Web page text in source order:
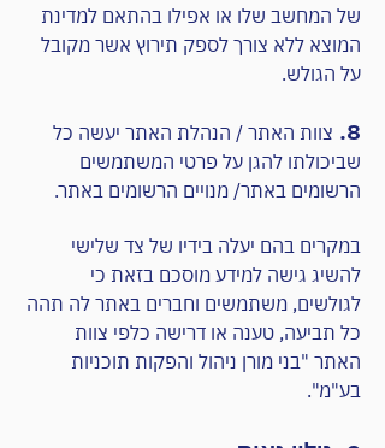
של המחשב שלו או אפילו בהתאם למדינת
המוצא ללא צורך לספק תירוץ אשר מקובל
על הגולש.
8.
צוות האתר / הנהלת האתר יעשה כל
שביכולתו להגן על פרטי המשתמשים
הרשומים באתר/ מנויים הרשומים באתר.
במקרים בהם יעלה בידיו של צד שלישי
להשיג גישה למידע מוסכם בזאת כי
לגולשים, משתמשים וחברים באתר לה תהה
כל תביעה, טענה או דרישה כלפי צוות
האתר "בני מורן ניהול והפקות תוכניות
בע"מ".